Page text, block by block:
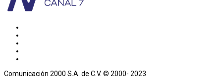
Comunicación 2000 S.A. de C.V. © 2000- 2023